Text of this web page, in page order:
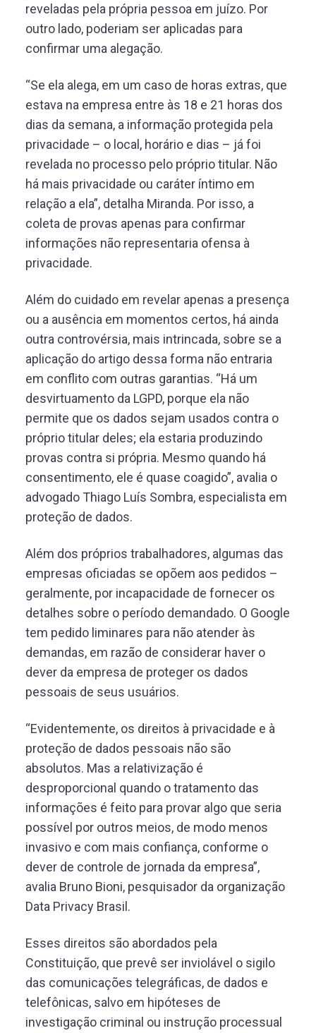
reveladas pela própria pessoa em juízo. Por
outro lado, poderiam ser aplicadas para
confirmar uma alegação.
“Se ela alega, em um caso de horas extras, que
estava na empresa entre às 18 e 21 horas dos
dias da semana, a informação protegida pela
privacidade – o local, horário e dias – já foi
revelada no processo pelo próprio titular. Não
há mais privacidade ou caráter íntimo em
relação a ela”, detalha Miranda. Por isso, a
coleta de provas apenas para confirmar
informações não representaria ofensa à
privacidade.
Além do cuidado em revelar apenas a presença
ou a ausência em momentos certos, há ainda
outra controvérsia, mais intrincada, sobre se a
aplicação do artigo dessa forma não entraria
em conflito com outras garantias. “Há um
desvirtuamento da LGPD, porque ela não
permite que os dados sejam usados contra o
próprio titular deles; ela estaria produzindo
provas contra si própria. Mesmo quando há
consentimento, ele é quase coagido”, avalia o
advogado Thiago Luís Sombra, especialista em
proteção de dados.
Além dos próprios trabalhadores, algumas das
empresas oficiadas se opõem aos pedidos –
geralmente, por incapacidade de fornecer os
detalhes sobre o período demandado. O Google
tem pedido liminares para não atender às
demandas, em razão de considerar haver o
dever da empresa de proteger os dados
pessoais de seus usuários.
“Evidentemente, os direitos à privacidade e à
proteção de dados pessoais não são
absolutos. Mas a relativização é
desproporcional quando o tratamento das
informações é feito para provar algo que seria
possível por outros meios, de modo menos
invasivo e com mais confiança, conforme o
dever de controle de jornada da empresa”,
avalia Bruno Bioni, pesquisador da organização
Data Privacy Brasil.
Esses direitos são abordados pela
Constituição, que prevê ser inviolável o sigilo
das comunicações telegráficas, de dados e
telefônicas, salvo em hipóteses de
investigação criminal ou instrução processual